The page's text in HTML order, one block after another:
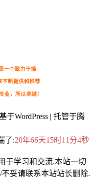
一个致力于操
不断提供和推荐
业，所以卓越！
于WordPress | 托管于腾
了:20年66天15时11分4秒
于学习和交流.本站一切
妥请联系本站站长删除.